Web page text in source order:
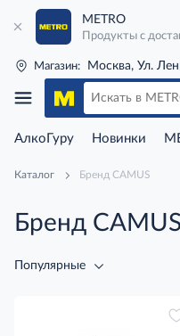
METRO
Продукты с
Магазин: Москва, Ул.
АлкоГуру Новинки
Каталог Бренд CAMUS
Бренд CAMUS
Популярные